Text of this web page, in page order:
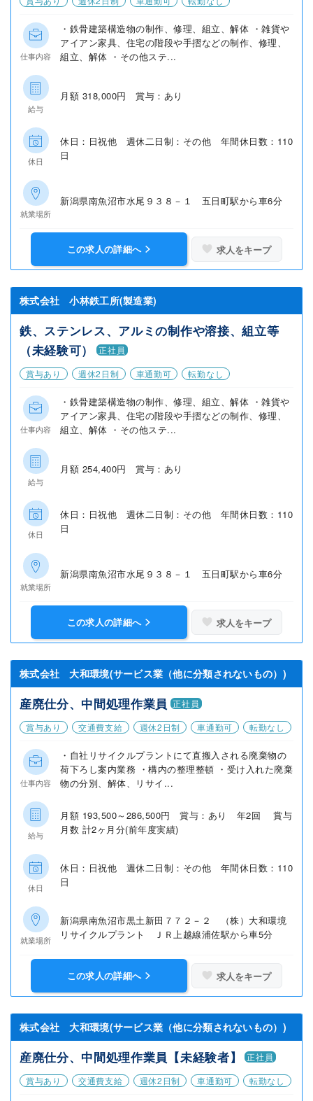
仕事内容
・鉄骨建築構造物の制作、修理、組立、解体 ・雑貨や
アイアン家具、住宅の階段や手摺などの制作、修理、
組立、解体 ・その他ステ...
給与
月額 318,000円 賞与：あり
休日
休日：日祝他 週休二日制：その他 年間休日数：110
日
就業場所
新潟県南魚沼市水尾９３８－１ 五日町駅から車6分
この求人の詳細へ 求人をキープ
株式会社 小林鉄工所(製造業)
鉄、ステンレス、アルミの制作や溶接、組立等
（未経験可）
正社員
賞与あり
週休2日制 車通勤可 転勤なし
仕事内容
・鉄骨建築構造物の制作、修理、組立、解体 ・雑貨や
アイアン家具、住宅の階段や手摺などの制作、修理、
組立、解体 ・その他ステ...
給与
月額 254,400円 賞与：あり
休日
休日：日祝他 週休二日制：その他 年間休日数：110
日
就業場所
新潟県南魚沼市水尾９３８－１ 五日町駅から車6分
この求人の詳細へ 求人をキープ
株式会社 大和環境(サービス業（他に分類されないもの）)
産廃仕分、中間処理作業員 正社員
賞与あり
交通費支給 週休2日制 車通勤可 転勤なし
仕事内容
・自社リサイクルプラントにて直搬入される廃棄物の
荷下ろし案内業務 ・構内の整理整頓 ・受け入れた廃棄
物の分別、解体、リサイ...
給与
月額 193,500～286,500円 賞与：あり 年2回 賞与
月数 計2ヶ月分(前年度実績)
休日
休日：日祝他 週休二日制：その他 年間休日数：110
日
就業場所
新潟県南魚沼市黒土新田７７２－２ （株）大和環境
リサイクルプラント ＪＲ上越線浦佐駅から車5分
この求人の詳細へ 求人をキープ
株式会社 大和環境(サービス業（他に分類されないもの）)
産廃仕分、中間処理作業員【未経験者】
正社員
賞与あり
交通費支給 週休2日制 車通勤可 転勤なし